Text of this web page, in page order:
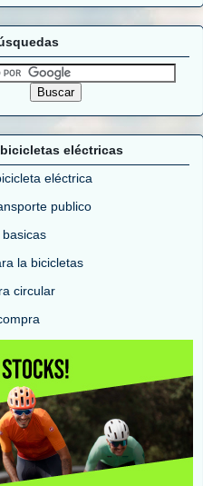
eléctricas
eléctrica
publico
la bicicletas
circular